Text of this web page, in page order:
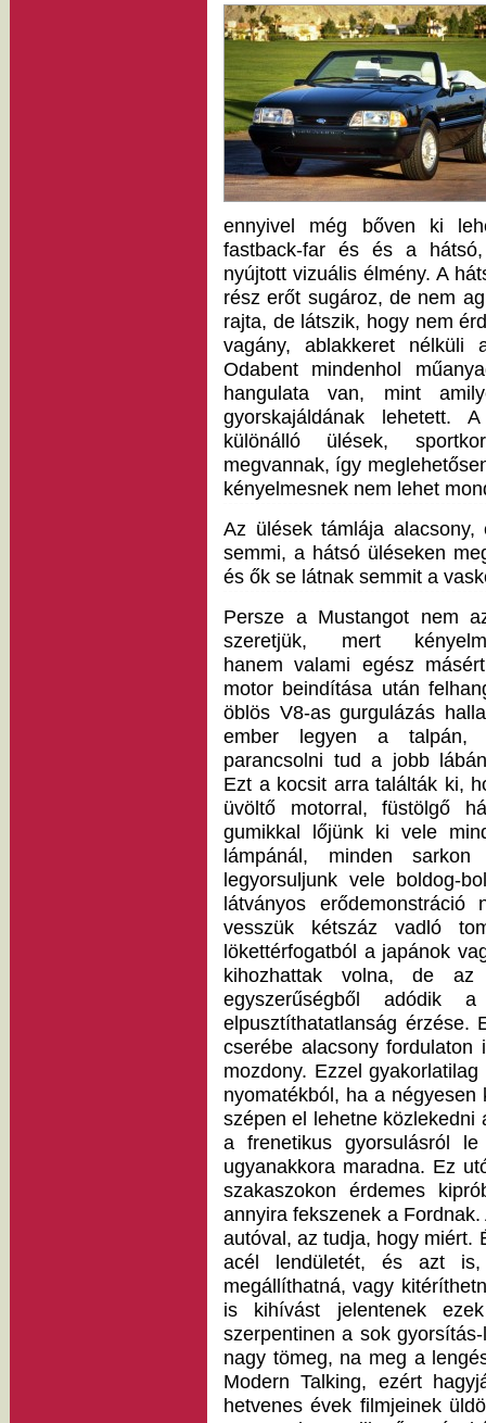
ennyivel még bőven ki
fastback-far és és a
nyújtott vizuális élmény. A
rész erőt sugároz, de nem
rajta, de látszik, hogy nem
vagány, ablakkeret nélküli
Odabent mindenhol
hangulata van, mint
gyorskajáldának lehetett.
különálló ülések,
megvannak, így
kényelmesnek nem lehet
Az ülések támlája
semmi, a hátsó üléseken
és ők se látnak semmit a
Persze a Mustangot nem
szeretjük, mert
hanem valami egész
motor beindítása után
öblös V8-as gurgulázás
ember legyen a talpán,
parancsolni tud a jobb
Ezt a kocsit arra találták ki,
üvöltő motorral, füstölgő
gumikkal lőjünk ki vele
lámpánál, minden
legyorsuljunk vele boldog-
látványos
vesszük kétszáz vadló
lökettérfogatból a japánok
kihozhattak volna, de
egyszerűségből adódik
elpusztíthatatlanság
cserébe alacsony
mozdony. Ezzel
nyomatékból, ha a
szépen el lehetne közlekedni
a frenetikus gyorsulásról
ugyanakkora maradna. Ez
szakaszokon érdemes
annyira fekszenek a
autóval, az tudja, hogy miért.
acél lendületét, és azt
megállíthatná, vagy
is kihívást jelentenek
szerpentinen a sok
nagy tömeg, na meg a
Modern Talking, ezért
hetvenes évek filmjeinek